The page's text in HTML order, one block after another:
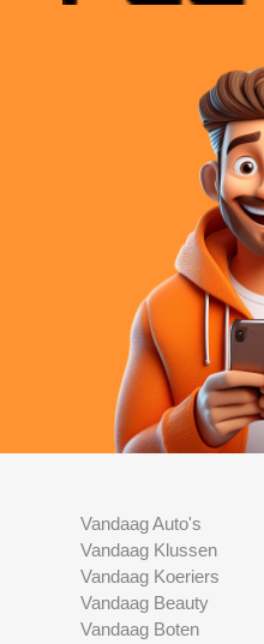
Vandaag Auto's
Vandaag Klussen
Vandaag Koeriers
Vandaag Beauty
Vandaag Boten